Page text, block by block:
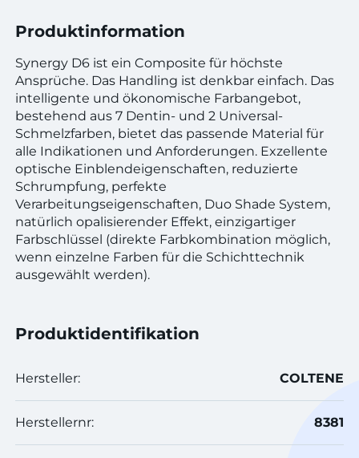
Produktinformation
Synergy D6 ist ein Composite für höchste
Ansprüche. Das Handling ist denkbar einfach. Das
intelligente und ökonomische Farbangebot,
bestehend aus 7 Dentin- und 2 Universal-
Schmelzfarben, bietet das passende Material für
alle Indikationen und Anforderungen. Exzellente
optische Einblendeigenschaften, reduzierte
Schrumpfung, perfekte
Verarbeitungseigenschaften, Duo Shade System,
natürlich opalisierender Effekt, einzigartiger
Farbschlüssel (direkte Farbkombination möglich,
wenn einzelne Farben für die Schichttechnik
ausgewählt werden).
Produktidentifikation
Hersteller: COLTENE
Herstellernr: 8381